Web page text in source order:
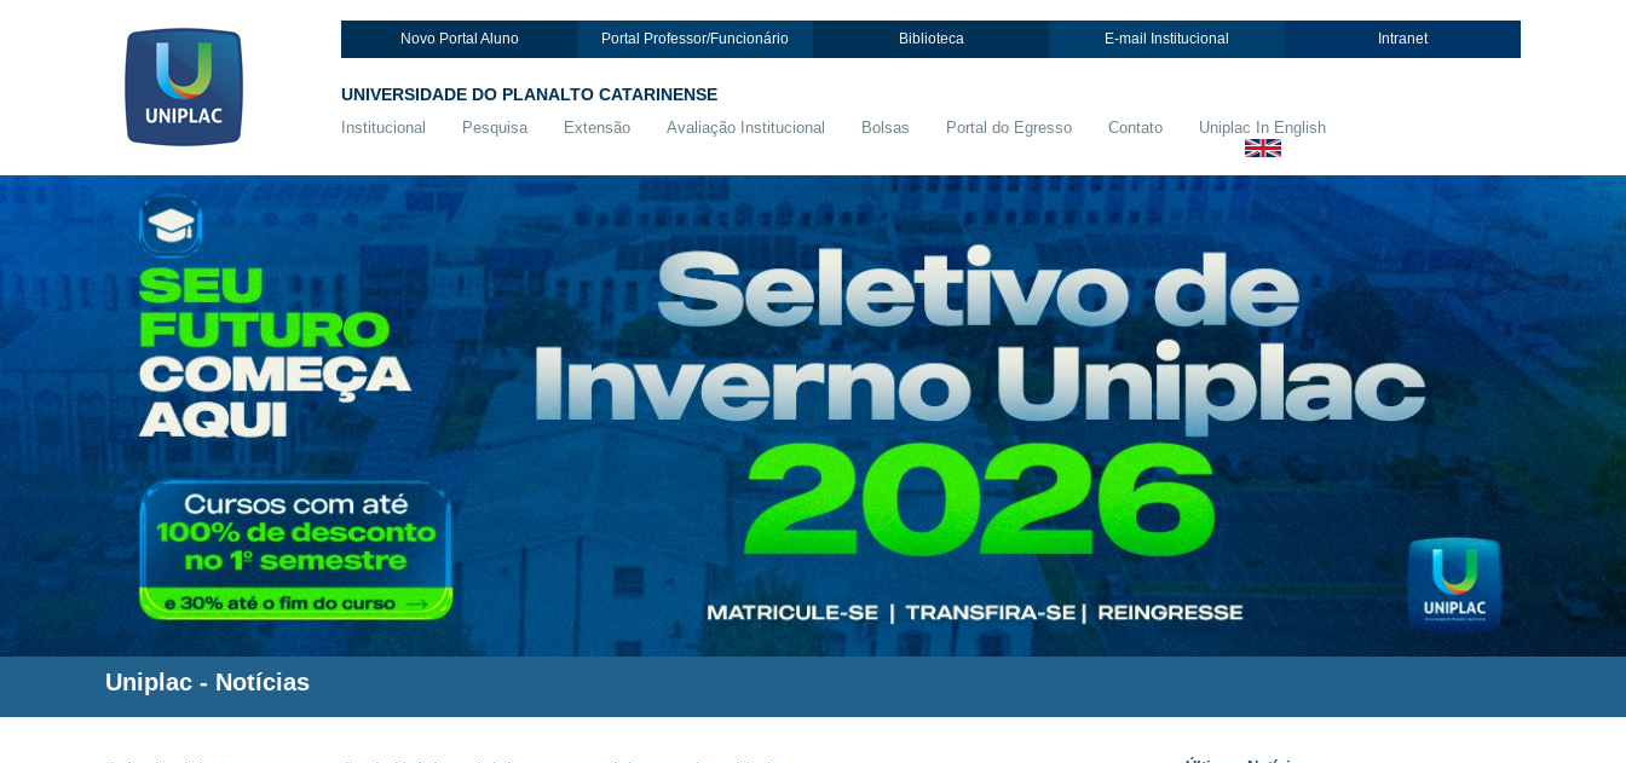
Novo Portal Aluno Portal Professor/Funcionário Biblioteca E-mail Institucional Intranet
UNIVERSIDADE DO PLANALTO CATARINENSE
Institucional Pesquisa Extensão Avaliação Institucional Bolsas Portal do Egresso Contato Uniplac In English
Uniplac - Notícias